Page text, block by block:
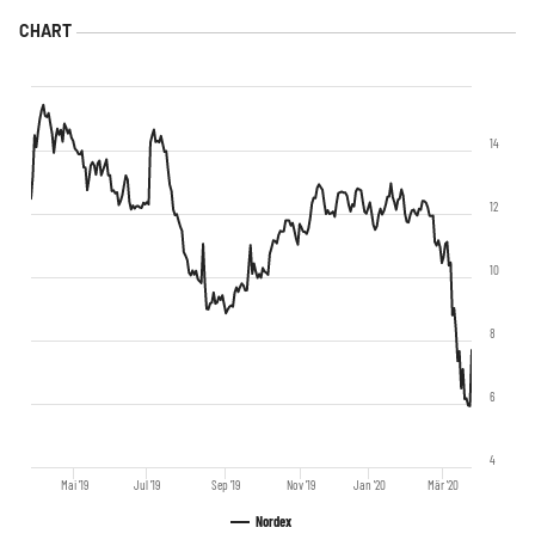
Nordex
Mai '19 Jul '19 Sep '19 Nov '19 Jan '20 Mär '20
4
6
8
10
12
14